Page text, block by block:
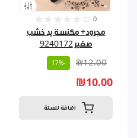
0
مجرود+ مكنسة يد خشب
صغير 9240172
₪12.00
-17%
₪10.00
اضافة للسلة